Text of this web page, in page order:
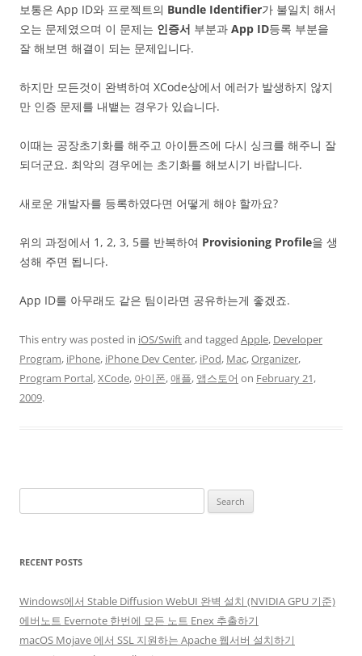
보통은 App ID와 프로젝트의 Bundle Identifier가 불일치 해서
오는 문제였으며 이 문제는 인증서 부분과 App ID등록 부분을
잘 해보면 해결이 되는 문제입니다.
하지만 모든것이 완벽하여 XCode상에서 에러가 발생하지 않지
만 인증 문제를 내뱉는 경우가 있습니다.
이때는 공장초기화를 해주고 아이튠즈에 다시 싱크를 해주니 잘
되더군요. 최악의 경우에는 초기화를 해보시기 바랍니다.
새로운 개발자를 등록하였다면 어떻게 해야 할까요?
위의 과정에서 1, 2, 3, 5를 반복하여 Provisioning Profile을 생
성해 주면 됩니다.
App ID를 아무래도 같은 팀이라면 공유하는게 좋겠죠.
This entry was posted in iOS/Swiftand tagged Apple, Developer
Program, iPhone, iPhone Dev Center, iPod, Mac,Organizer,
Program Portal,XCode, 아이폰,애플, 앱스토어 on February 21,
2009.
for:
RECENT POSTS
Windows에서 Stable Diffusion WebUI 완벽 설치 (NVIDIA GPU 기준)
에버노트 Evernote 한번에 모든 노트 Enex 추출하기
macOS Mojave 에서 SSL 지원하는 Apache 웹서버 설치하기